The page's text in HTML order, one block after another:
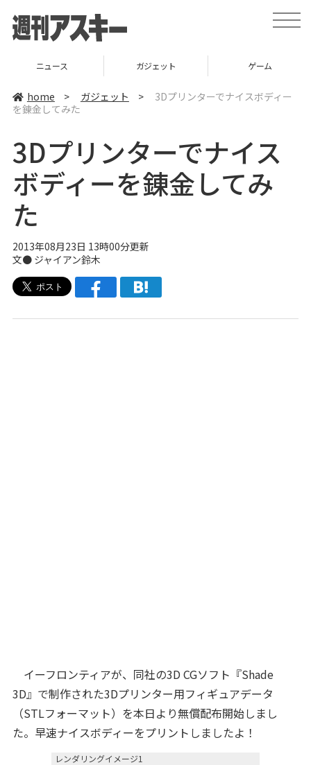
t
o
v
ニュース ガジェット ゲーム
home > ガジェット >
3Dプリンターでナイスボディー
を錬金してみた
3Dプリンターでナイス
ボディーを錬金してみ
た
2013年08月23日 13時00分更新
文● ジャイアン鈴木
イーフロンティアが、同社の3D CGソフト『Shade
3D』で制作された3Dプリンター用フィギュアデータ
（STLフォーマット）を本日より無償配布開始しまし
た。早速ナイスボディーをプリントしましたよ！
レンダリングイメージ1